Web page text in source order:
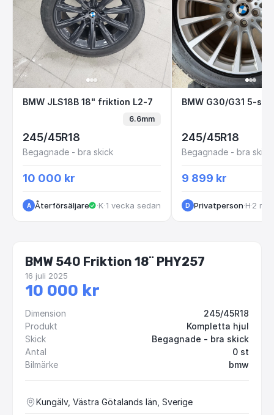
BMW JLS18B 18" friktion L2-7
BMW JLS18B 18" friktion L2-7
6.6mm
245/45R18
Begagnade - bra skick
10 000 kr
A Återförsäljare · Kungälv
·1 vecka sedan
BMW G30/G31
245/45R18
Begagnade - bra skick
9 899 kr
D Privatperson· Helsingborg
·2
BMW 540 Friktion 18¨ PHY257
16 juli 2025
10 000 kr
Dimension
245/45R18
Produkt
Kompletta hjul
Skick
Begagnade - bra skick
Antal
0 st
Bilmärke
bmw
Kungälv, Västra Götalands län, Sverige